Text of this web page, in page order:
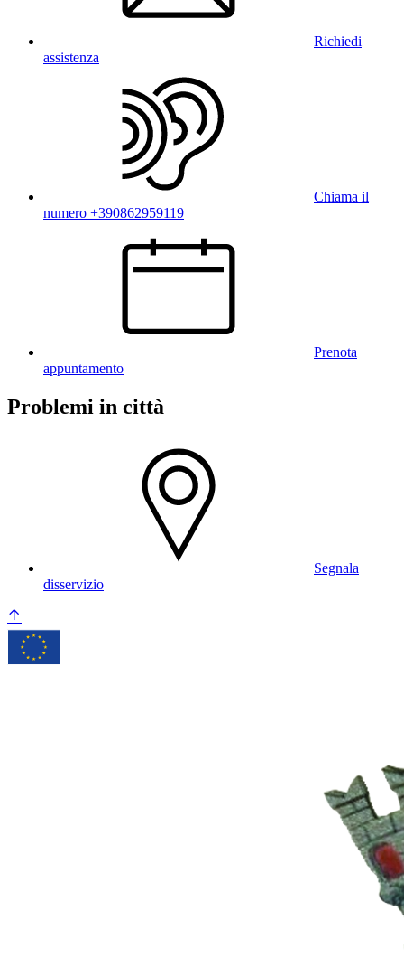
Richiedi
assistenza
Chiama il
numero +390862959119
Prenota
appuntamento
Problemi in città
Segnala
disservizio